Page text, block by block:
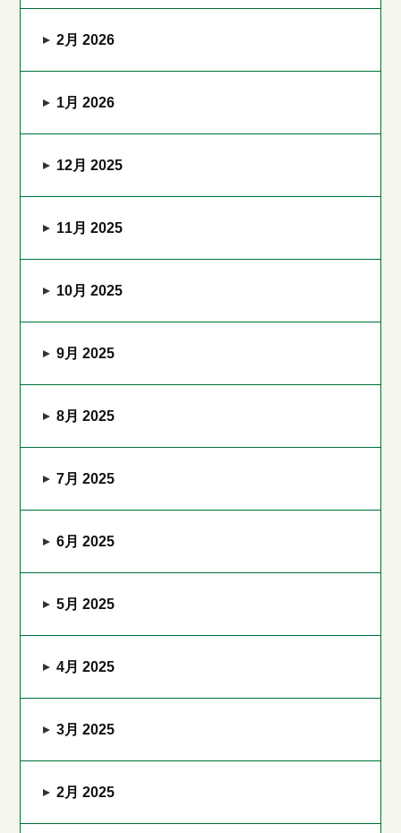
2月 2026
1月 2026
12月 2025
11月 2025
10月 2025
9月 2025
8月 2025
7月 2025
6月 2025
5月 2025
4月 2025
3月 2025
2月 2025